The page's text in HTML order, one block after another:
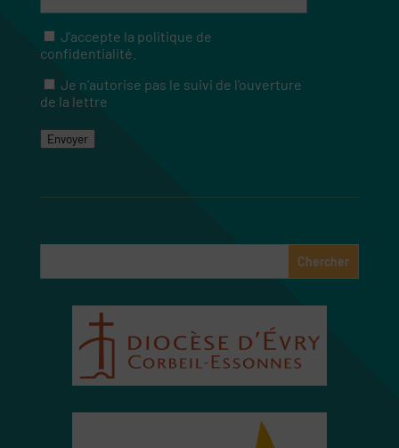
RGPDJ’accepte la politique de
confidentialité.
RGPDJe n'autorise pas le suivi de l'ouverture
de la lettre
Envoyer